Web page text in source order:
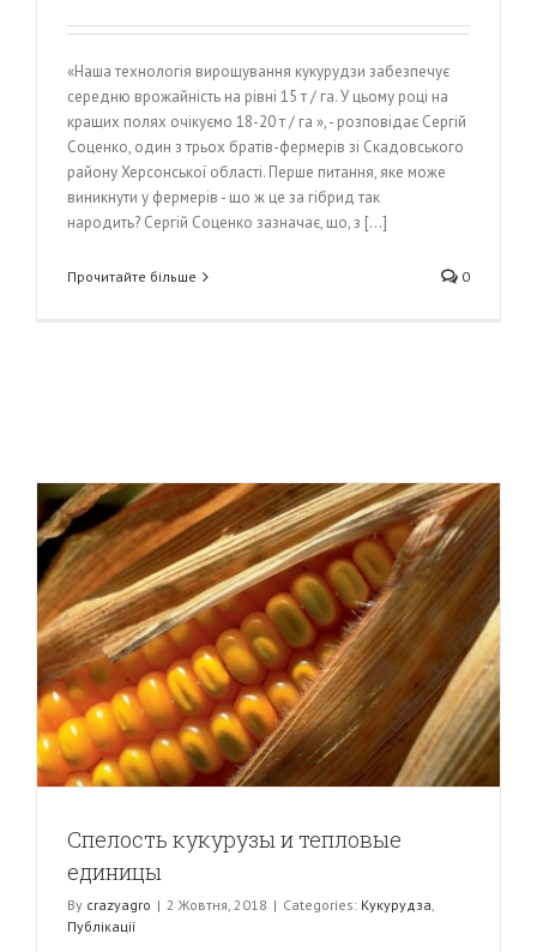
«Наша технологія вирощування кукурудзи забезпечує
середню врожайність на рівні 15 т / га. У цьому році на
кращих полях очікуємо 18-20 т / га », - розповідає Сергій
Соценко, один з трьох братів-фермерів зі Скадовського
району Херсонської області. Перше питання, яке може
виникнути у фермерів - що ж це за гібрид так
народить? Сергій Соценко зазначає, що, з [...]
Прочитайте більше 0
Спелость кукурузы и тепловые
единицы
By crazyagro | 2 Жовтня, 2018 | Categories: Кукурудза,
Публікації